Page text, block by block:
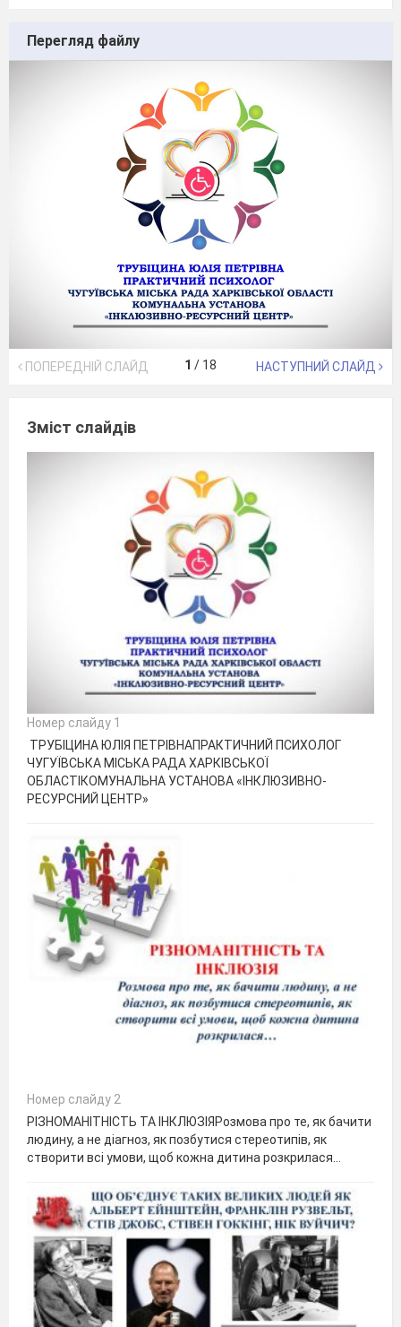
Перегляд файлу
ПОПЕРЕДНІЙ СЛАЙД 1 / 18 НАСТУПНИЙ СЛАЙД
Зміст слайдів
Номер слайду 1
ТРУБІЦИНА ЮЛІЯ ПЕТРІВНАПРАКТИЧНИЙ ПСИХОЛОГ
ЧУГУЇВСЬКА МІСЬКА РАДА ХАРКІВСЬКОЇ
ОБЛАСТІКОМУНАЛЬНА УСТАНОВА «ІНКЛЮЗИВНО-
РЕСУРСНИЙ ЦЕНТР»
Номер слайду 2
РІЗНОМАНІТНІСТЬ ТА ІНКЛЮЗІЯРозмова про те, як бачити
людину, а не діагноз, як позбутися стереотипів, як
створити всі умови, щоб кожна дитина розкрилася…